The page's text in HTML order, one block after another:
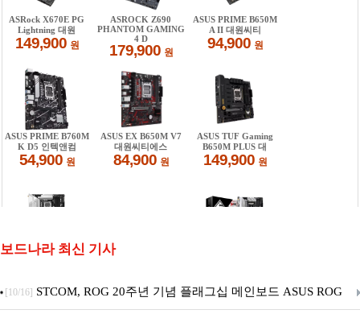
보드나라 최신 기사
[10/16] STCOM, ROG 20주년 기념 플래그십 메인보드 ASUS ROG